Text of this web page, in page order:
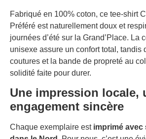
Fabriqué en 100% coton, ce tee-shirt
Préféré est naturellement doux et
journées d’été sur la Grand’Place. La
unisexe assure un confort total, tandis
coutures et la bande de propreté au
solidité faite pour durer.
Une impression locale,
engagement sincère
Chaque exemplaire est imprimé